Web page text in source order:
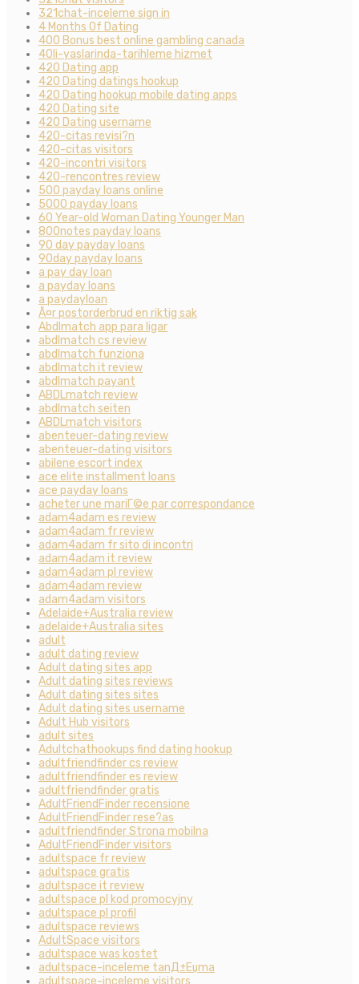
321chat-inceleme sign in
4 Months Of Dating
400 Bonus best online gambling canada
40li-yaslarinda-tarihleme hizmet
420 Dating app
420 Dating datings hookup
420 Dating hookup mobile dating apps
420 Dating site
420 Dating username
420-citas revisi?n
420-citas visitors
420-incontri visitors
420-rencontres review
500 payday loans online
5000 payday loans
60 Year-old Woman Dating Younger Man
800notes payday loans
90 day payday loans
90day payday loans
a pay day loan
a payday loans
a paydayloan
Ã¤r postorderbrud en riktig sak
Abdlmatch app para ligar
abdlmatch cs review
abdlmatch funziona
abdlmatch it review
abdlmatch payant
ABDLmatch review
abdlmatch seiten
ABDLmatch visitors
abenteuer-dating review
abenteuer-dating visitors
abilene escort index
ace elite installment loans
ace payday loans
acheter une mariГ©e par correspondance
adam4adam es review
adam4adam fr review
adam4adam fr sito di incontri
adam4adam it review
adam4adam pl review
adam4adam review
adam4adam visitors
Adelaide+Australia review
adelaide+Australia sites
adult
adult dating review
Adult dating sites app
Adult dating sites reviews
Adult dating sites sites
Adult dating sites username
Adult Hub visitors
adult sites
Adultchathookups find dating hookup
adultfriendfinder cs review
adultfriendfinder es review
adultfriendfinder gratis
AdultFriendFinder recensione
AdultFriendFinder rese?as
adultfriendfinder Strona mobilna
AdultFriendFinder visitors
adultspace fr review
adultspace gratis
adultspace it review
adultspace pl kod promocyjny
adultspace pl profil
adultspace reviews
AdultSpace visitors
adultspace was kostet
adultspace-inceleme tanД±Еџma
adultspace-inceleme visitors